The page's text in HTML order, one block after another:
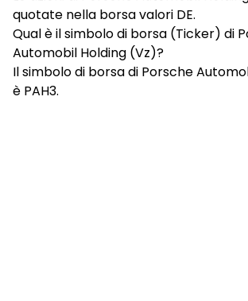
quotate nella borsa valori DE.
Qual è il simbolo di borsa (Ticker) di
Automobil Holding (Vz)?
Il simbolo di borsa di Porsche
è PAH3.